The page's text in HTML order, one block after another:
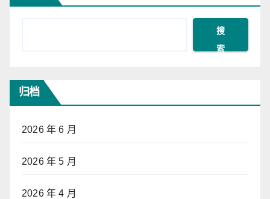
搜
索
归档
2026 年 6 月
2026 年 5 月
2026 年 4 月